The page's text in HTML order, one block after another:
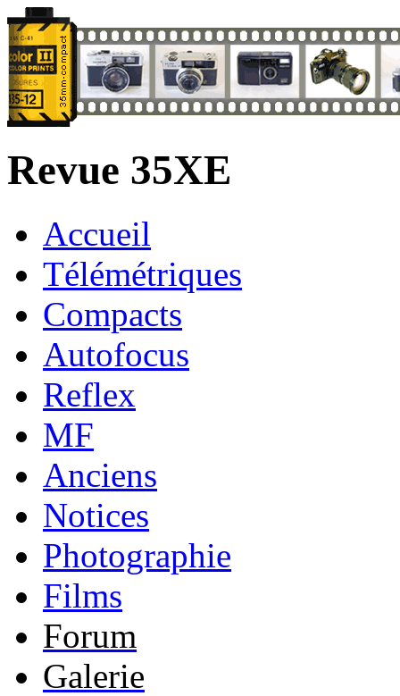
Revue 35XE
Accueil
Télémétriques
Compacts
Autofocus
Reflex
MF
Anciens
Notices
Photographie
Films
Forum
Galerie